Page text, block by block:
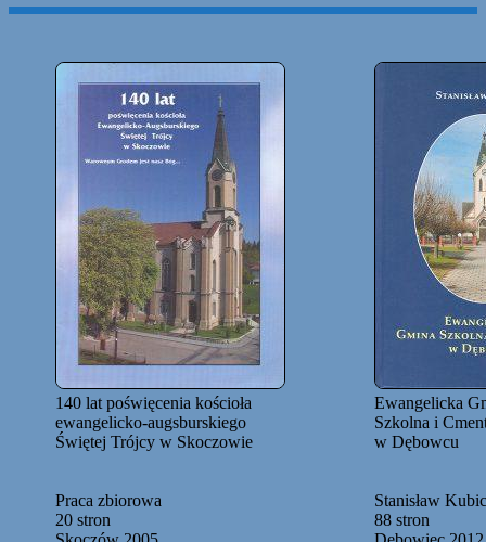
140 lat poświęcenia kościoła
ewangelicko-augsburskiego
Świętej Trójcy w Skoczowie
Praca zbiorowa
20 stron
Ewangelicka
Szkolna i
w Dębowcu
Stanisław
88 stron